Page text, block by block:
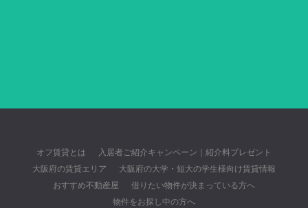
オフ賃貸とは
入居者ご紹介キャンペーン｜紹介料プレゼント
大阪府の賃貸エリア
大阪府の大学・短大の学生様向け賃貸情報
おすすめ不動産屋
借りたい物件が決まっている方へ
物件をお探し中の方へ